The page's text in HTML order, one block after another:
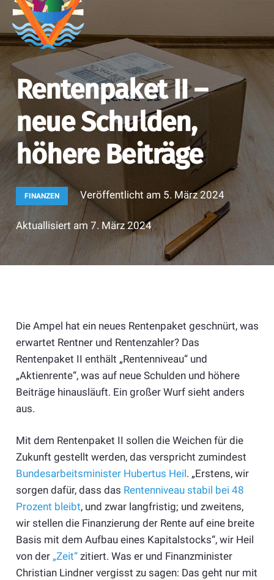
Rentenpaket II –
neue Schulden,
höhere Beiträge
FINANZEN Veröffentlicht am 5. März 2024
Aktuallisiert am 7. März 2024
Die Ampel hat ein neues Rentenpaket geschnürt, was
erwartet Rentner und Rentenzahler? Das
Rentenpaket II enthält „Rentenniveau“ und
„Aktienrente“, was auf neue Schulden und höhere
Beiträge hinausläuft. Ein großer Wurf sieht anders
aus.
Mit dem Rentenpaket II sollen die Weichen für die
Zukunft gestellt werden, das verspricht zumindest
Bundesarbeitsminister Hubertus Heil. „Erstens, wir
sorgen dafür, dass das Rentenniveau stabil bei 48
Prozent bleibt, und zwar langfristig; und zweitens,
wir stellen die Finanzierung der Rente auf eine breite
Basis mit dem Aufbau eines Kapitalstocks“, wir Heil
von der „Zeit“zitiert. Was er und Finanzminister
Christian Lindner vergisst zu sagen: Das geht nur mit